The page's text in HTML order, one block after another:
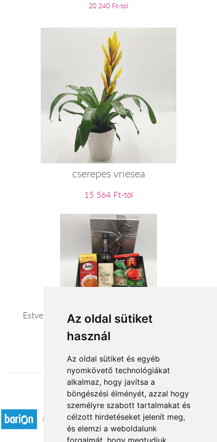
Az oldal sütiket
használ
Az oldal sütiket és egyéb
nyomkövető technológiákat
alkalmaz, hogy javítsa a
böngészési élményét, azzal hogy
személyre szabott tartalmakat és
célzott hirdetéseket jelenít meg,
és elemzi a weboldalunk
forgalmát, hogy megtudjuk
20 240 Ft-tól
cserepes vriesea
15 564 Ft-tól
Estve-reggel – bor kávé és tea ajándékcsomag
21 100 Ft-tól
Elfogadott fizetési módok